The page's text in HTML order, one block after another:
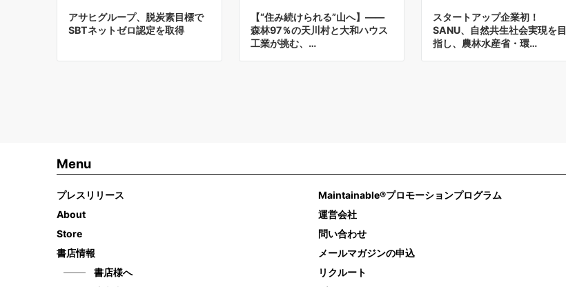
アサヒグループ、脱炭素目標で
SBTネットゼロ認定を取得
【“住み続けられる”山へ】――
森林97％の天川村と大和ハウス
工業が挑む、…
スタートアップ企業初！
SANU、自然共生社会実現を目
指し、農林水産省・環…
Menu
プレスリリース
About
Store
書店情報
書店様へ
Maintainable®プロモーションプログラム
運営会社
問い合わせ
メールマガジンの申込
リクルート